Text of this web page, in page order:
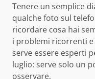
Tenere un semplice
qualche foto sul
ricordare cosa hai
i problemi ricorrenti
serve essere esperti
luglio: serve solo un
osservare.